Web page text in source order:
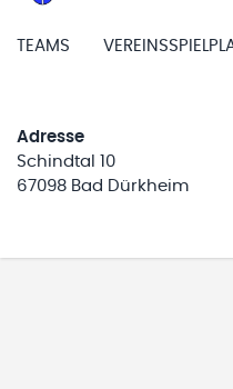
TEAMS
Adresse
Schindtal 10
67098 Bad Dürkheim